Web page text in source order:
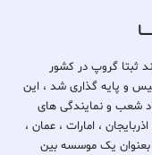
تحت نام و برند ثبتا گروپ در کشور
و پایه گذاری شد ، این
شعب و نمایندگی های
، امارات ، عمان ،
بعنوان یک موسسه بین